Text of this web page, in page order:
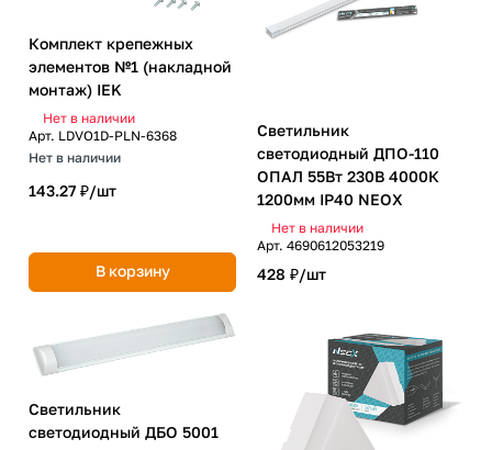
Комплект крепежных
элементов №1 (накладной
монтаж) IEK
Нет в наличии
Арт. LDVO1D-PLN-6368
Нет в наличии
143.27 ₽/шт
В корзину
Светильник
светодиодный ДПО-110
ОПАЛ 55Вт 230В 4000К
1200мм IP40 NEOX
Нет в наличии
Арт. 4690612053219
428 ₽/шт
Светильник
светодиодный ДБО 5001